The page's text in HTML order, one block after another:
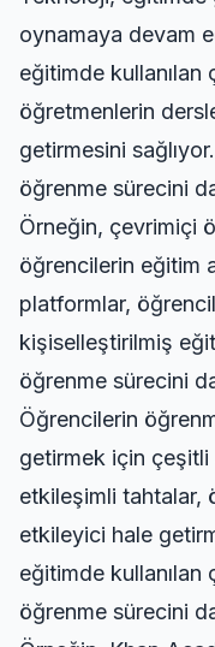
oynamaya devam
eğitimde kullanılan
öğretmenlerin
getirmesini
öğrenme sürecini
Örneğin, çevrimiçi
öğrencilerin eğitim
platformlar,
kişiselleştirilmiş
öğrenme sürecini
Öğrencilerin
getirmek için çeşitli
etkileşimli tahtalar,
etkileyici hale
eğitimde
öğrenme sürecini